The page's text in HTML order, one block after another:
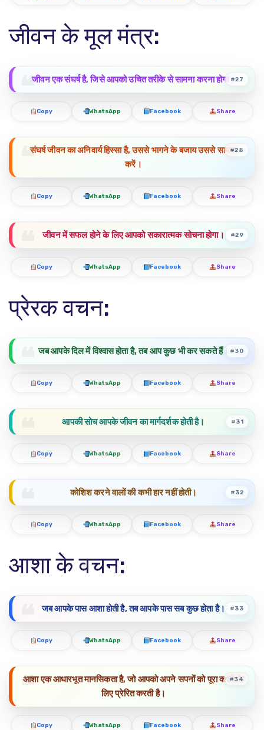
जीवन के मूल मंत्र:
जीवन एक संघर्ष है, जिसे आपको उचित तरीके से सामना करना होगा।#27
Copy WhatsApp Facebook Share
संघर्ष जीवन का अनिवार्य हिस्सा है, उससे भागने के बजाय उससे सामना
करें।
#28
Copy WhatsApp Facebook Share
जीवन में सफल होने के लिए आपको सकारात्मक सोचना होगा। #29
Copy WhatsApp Facebook Share
प्रेरक वचन:
जब आपके दिल में विश्वास होता है, तब आप कुछ भी कर सकते हैं। #30
Copy WhatsApp Facebook Share
आपकी सोच आपके जीवन का मार्गदर्शक होती है। #31
Copy WhatsApp Facebook Share
कोशिश करने वालों की कभी हार नहीं होती। #32
Copy WhatsApp Facebook Share
आशा के वचन:
जब आपके पास आशा होती है, तब आपके पास सब कुछ होता है। #33
Copy WhatsApp Facebook Share
आशा एक आधारभूत मानसिकता है, जो आपको अपने सपनों को पूरा करने के
लिए प्रेरित करती है।
#34
Copy WhatsApp Facebook Share